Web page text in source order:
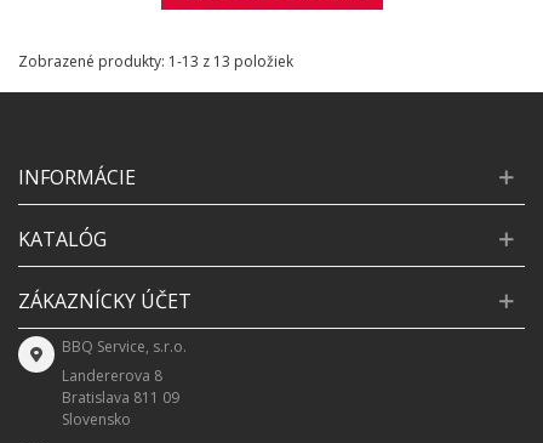
Zobrazené produkty: 1-13 z 13 položiek
INFORMÁCIE
KATALÓG
ZÁKAZNÍCKY ÚČET
BBQ Service, s.r.o.
Landererova 8
Bratislava 811 09
Slovensko